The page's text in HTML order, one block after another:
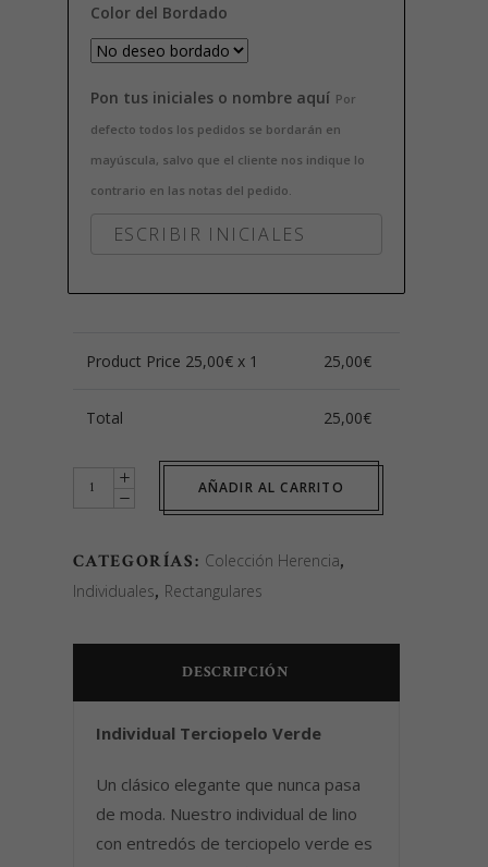
Color del Bordado
Pon tus iniciales o nombre aquí Por
defecto todos los pedidos se bordarán en
mayúscula, salvo que el cliente nos indique lo
contrario en las notas del pedido.
Product Price 25,00€ x 1 25,00€
Total 25,00€
Individual
quantity
AÑADIR AL CARRITO
CATEGORÍAS: Colección Herencia,
Individuales, Rectangulares
DESCRIPCIÓN
Individual Terciopelo Verde
Un clásico elegante que nunca pasa
de moda. Nuestro individual de lino
con entredós de terciopelo verde es